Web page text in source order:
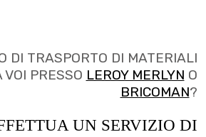
DI TRASPORTO DI MATERIALI
VOI PRESSO LEROY MERLYN O
BRICOMAN?
UN SERVIZIO DI